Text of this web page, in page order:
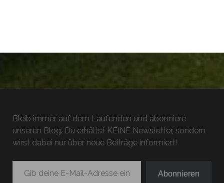
Bleib immer auf dem Laufenden und abonniere
unseren Blog. Du erhältst KEINE Newsletter, sondern
wirst dabei nur über neue Beiträge informiert!
Gib deine E-Mail-Adresse ein ...
Abonnieren